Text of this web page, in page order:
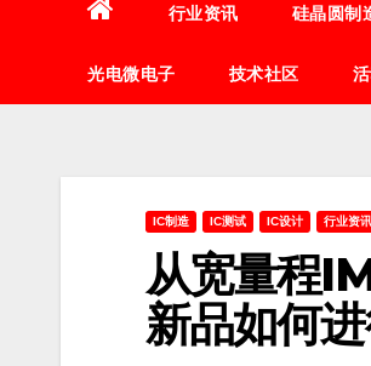
行业资讯 硅晶圆制
光电微电子 技术社区
IC制造 IC测试 IC设计 行业资讯
从宽量程
新品如何